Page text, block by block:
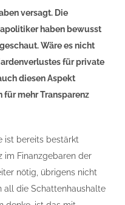
versagt. Die
haben bewusst
Wäre es nicht
für private
diesen Aspekt
für mehr Transparenz
ist bereits bestärkt
im Finanzgebaren der
nötig, übrigens nicht
all die Schattenhaushalte